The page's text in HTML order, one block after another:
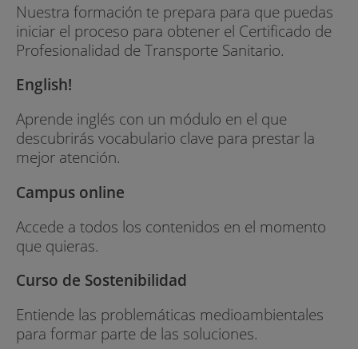
Nuestra formación te prepara para que puedas
iniciar el proceso para obtener el Certificado de
Profesionalidad de Transporte Sanitario.
English!
Aprende inglés con un módulo en el que
descubrirás vocabulario clave para prestar la
mejor atención.
Campus online
Accede a todos los contenidos en el momento
que quieras.
Curso de Sostenibilidad
Entiende las problemáticas medioambientales
para formar parte de las soluciones.